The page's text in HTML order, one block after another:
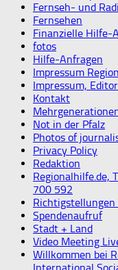
Fernseh- und
Fernsehen
Finanzielle Hilfe-
fotos
Hilfe-Anfragen
Impressum
Impressum,
Kontakt
Not in der Pfalz
Photos of
Privacy Policy
Redaktion
Regionalhilfe.de,
700 592
Spendenaufruf
Stadt + Land
Video Meeting
Willkommen bei